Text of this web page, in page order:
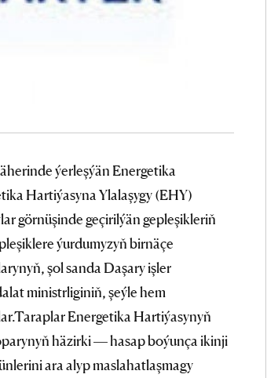
ýerleşýän Energetika
Hartiýasyna Ylalaşygy (EHY)
görnüşinde geçirilýän gepleşikleriň
ýurdumyzyň birnäçe
şol sanda Daşary işler
ministrliginiň, şeýle hem
Energetika Hartiýasynyň
häzirki — hasap boýunça ikinji
ara alyp maslahatlaşmagy